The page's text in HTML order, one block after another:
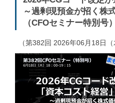
～過剰現預金が招く株
（CFOセミナー特別号）
（第382回 2026年06月18日（